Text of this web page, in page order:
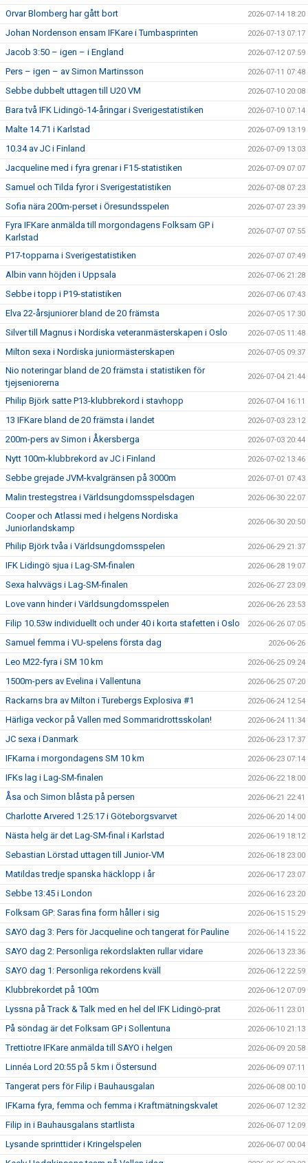
Orvar Blomberg har gått bort 2026-07-14 18:20
Johan Nordenson ensam IFKare i Tumbasprinten 2026-07-13 07:17
Jacob 3:50 – igen – i England 2026-07-12 07:59
Pers – igen – av Simon Martinsson 2026-07-11 07:48
Sebbe dubbelt uttagen till U20 VM 2026-07-10 20:08
Bara två IFK Lidingö-14-åringar i Sverigestatistiken 2026-07-10 07:14
Malte 14.71 i Karlstad 2026-07-09 13:19
10.34 av JC i Finland 2026-07-09 13:03
Jacqueline med i fyra grenar i F15-statistiken 2026-07-09 07:07
Samuel och Tilda fyror i Sverigestatistiken 2026-07-08 07:23
Sofia nära 200m-perset i Öresundsspelen 2026-07-07 23:39
Fyra IFKare anmälda till morgondagens Folksam GP i
Karlstad
2026-07-07 07:55
P17-topparna i Sverigestatistiken 2026-07-07 07:49
Albin vann höjden i Uppsala 2026-07-06 21:28
Sebbe i topp i P19-statistiken 2026-07-06 07:43
Elva 22-årsjuniorer bland de 20 främsta 2026-07-05 17:30
Silver till Magnus i Nordiska veteranmästerskapen i Oslo 2026-07-05 11:48
Milton sexa i Nordiska juniormästerskapen 2026-07-05 09:37
Nio noteringar bland de 20 främsta i statistiken för
tjejseniorerna
2026-07-04 21:44
Philip Björk satte P13-klubbrekord i stavhopp 2026-07-04 16:11
13 IFKare bland de 20 främsta i landet 2026-07-03 23:12
200m-pers av Simon i Åkersberga 2026-07-03 20:44
Nytt 100m-klubbrekord av JC i Finland 2026-07-02 13:46
Sebbe grejade JVM-kvalgränsen på 3000m 2026-07-01 07:43
Malin trestegstrea i Världsungdomsspelsdagen 2026-06-30 22:07
Cooper och Atlassi med i helgens Nordiska
Juniorlandskamp
2026-06-30 20:50
Philip Björk tvåa i Världsungdomsspelen 2026-06-29 21:37
IFK Lidingö sjua i Lag-SM-finalen 2026-06-28 19:07
Sexa halvvägs i Lag-SM-finalen 2026-06-27 23:09
Love vann hinder i Världsungdomsspelen 2026-06-26 23:53
Filip 10.53w individuellt och under 40 i korta stafetten i Oslo 2026-06-26 07:05
Samuel femma i VU-spelens första dag 2026-06-26
Leo M22-fyra i SM 10 km 2026-06-25 09:24
1500m-pers av Evelina i Vallentuna 2026-06-25 07:20
Rackarns bra av Milton i Turebergs Explosiva #1 2026-06-24 12:54
Härliga veckor på Vallen med Sommaridrottsskolan! 2026-06-24 11:34
JC sexa i Danmark 2026-06-23 17:37
IFKarna i morgondagens SM 10 km 2026-06-23 07:14
IFKs lag i Lag-SM-finalen 2026-06-22 18:00
Åsa och Simon blåsta på persen 2026-06-21 22:41
Charlotte Arvered 1:25:17 i Göteborgsvarvet 2026-06-20 14:00
Nästa helg är det Lag-SM-final i Karlstad 2026-06-19 18:12
Sebastian Lörstad uttagen till Junior-VM 2026-06-18 23:00
Matildas tredje spanska häcklopp i år 2026-06-17 23:07
Sebbe 13:45 i London 2026-06-16 23:20
Folksam GP: Saras fina form håller i sig 2026-06-15 15:29
SAYO dag 3: Pers för Jacqueline och tangerat för Pauline 2026-06-14 15:22
SAYO dag 2: Personliga rekordslakten rullar vidare 2026-06-13 23:36
SAYO dag 1: Personliga rekordens kväll 2026-06-12 22:59
Klubbrekordet på 100m 2026-06-12 07:09
Lyssna på Track & Talk med en hel del IFK Lidingö-prat 2026-06-11 23:01
På söndag är det Folksam GP i Sollentuna 2026-06-10 21:13
Trettiotre IFKare anmälda till SAYO i helgen 2026-06-09 20:58
Linnéa Lord 20:55 på 5 km i Östersund 2026-06-09 07:11
Tangerat pers för Filip i Bauhausgalan 2026-06-08 00:10
IFKarna fyra, femma och femma i Kraftmätningskvalet 2026-06-07 12:32
Filip in i Bauhausgalans startlista 2026-06-07 12:09
Lysande sprinttider i Kringelspelen 2026-06-07 00:04